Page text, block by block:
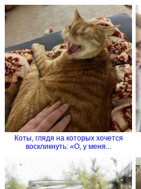
Коты, глядя на которых хочется
воскликнуть: «О, у меня...